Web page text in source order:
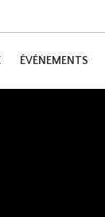
ÉVÉNEMENTS